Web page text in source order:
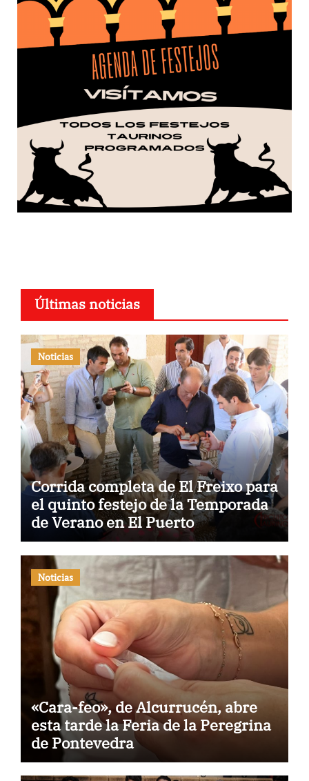
Últimas noticias
Noticias
Corrida completa de El Freixo para
el quinto festejo de la Temporada
de Verano en El Puerto
Noticias
«Cara-feo», de Alcurrucén, abre
esta tarde la Feria de la Peregrina
de Pontevedra